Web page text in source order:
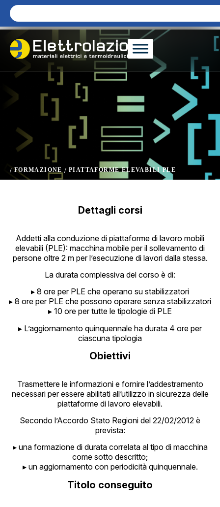
/ FORMAZIONE / PIATTAFORME ELEVABILI PLE
Dettagli corsi
Addetti alla conduzione di piattaforme di lavoro mobili
elevabili (PLE): macchina mobile per il sollevamento di
persone oltre 2 m per l’esecuzione di lavori dalla stessa.
La durata complessiva del corso è di:
▸ 8 ore per PLE che operano su stabilizzatori
▸ 8 ore per PLE che possono operare senza stabilizzatori
▸ 10 ore per tutte le tipologie di PLE
▸ L’aggiornamento quinquennale ha durata 4 ore per
ciascuna tipologia
Obiettivi
Trasmettere le informazioni e fornire l’addestramento
necessari per essere abilitati all’utilizzo in sicurezza delle
piattaforme di lavoro elevabili.
Secondo l’Accordo Stato Regioni del 22/02/2012 è
prevista:
▸ una formazione di durata correlata al tipo di macchina
come sotto descritto;
▸ un aggiornamento con periodicità quinquennale.
Titolo conseguito